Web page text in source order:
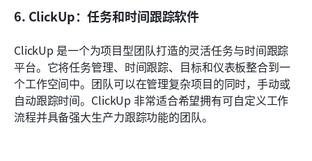
6. ClickUp：任务和时间跟踪软件
ClickUp 是一个为项目型团队打造的灵活任务与时间跟踪
平台。它将任务管理、时间跟踪、目标和仪表板整合到一
个工作空间中。团队可以在管理复杂项目的同时，手动或
自动跟踪时间。ClickUp 非常适合希望拥有可自定义工作
流程并具备强大生产力跟踪功能的团队。